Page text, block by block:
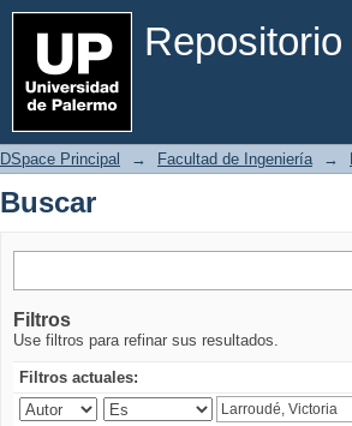
Buscar
DSpace Principal → Facultad de Ingeniería →
Buscar
Filtros
Use filtros para refinar sus resultados.
Filtros actuales: